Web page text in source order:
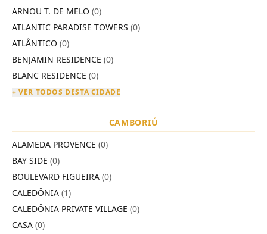
ARNOU T. DE MELO (0)
ATLANTIC PARADISE TOWERS (0)
ATLÂNTICO (0)
BENJAMIN RESIDENCE (0)
BLANC RESIDENCE (0)
+ VER TODOS DESTA CIDADE
CAMBORIÚ
ALAMEDA PROVENCE (0)
BAY SIDE (0)
BOULEVARD FIGUEIRA (0)
CALEDÔNIA (1)
CALEDÔNIA PRIVATE VILLAGE (0)
CASA (0)